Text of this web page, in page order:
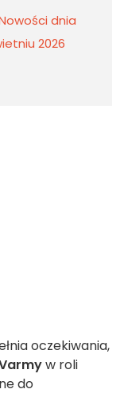
dnia
2026
oczekiwania,
w roli
do